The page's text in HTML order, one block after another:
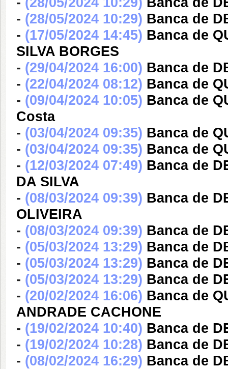
- (28/05/2024 10:29) Banca de
- (17/05/2024 14:45) Banca de
SILVA BORGES
- (29/04/2024 16:00) Banca de
- (22/04/2024 08:12) Banca de
- (09/04/2024 10:05) Banca de
Costa
- (03/04/2024 09:35) Banca de
- (03/04/2024 09:35) Banca de
- (12/03/2024 07:49) Banca de
DA SILVA
- (08/03/2024 09:39) Banca de
OLIVEIRA
- (08/03/2024 09:39) Banca de
- (05/03/2024 13:29) Banca de
- (05/03/2024 13:29) Banca de
- (05/03/2024 13:29) Banca de
- (20/02/2024 16:06) Banca de
ANDRADE CACHONE
- (19/02/2024 10:40) Banca de
- (19/02/2024 10:28) Banca de
- (08/02/2024 16:29) Banca de